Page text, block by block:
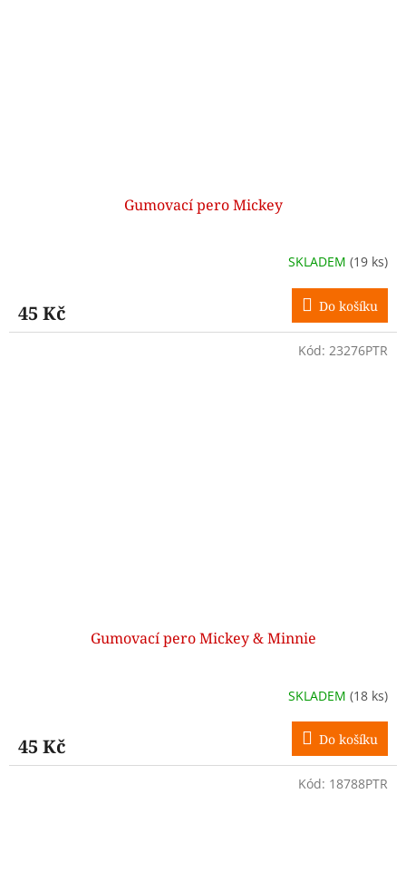
Gumovací pero Mickey
SKLADEM (19 ks)
45 Kč Do košíku
Gumovací pero Mickey & Minnie
SKLADEM (18 ks)
45 Kč Do košíku
Kód: 23276PTR
Kód: 18788PTR